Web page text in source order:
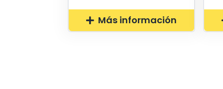
Más información